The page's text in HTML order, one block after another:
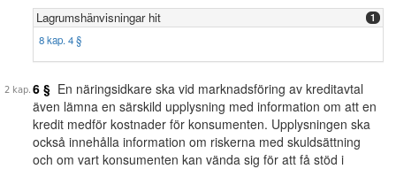
Lagrumshänvisningar hit 1
8 kap. 4 §
6 § En näringsidkare ska vid marknadsföring av kreditavtal
även lämna en särskild upplysning med information om att en
kredit medför kostnader för konsumenten. Upplysningen ska
också innehålla information om riskerna med skuldsättning
och om vart konsumenten kan vända sig för att få stöd i